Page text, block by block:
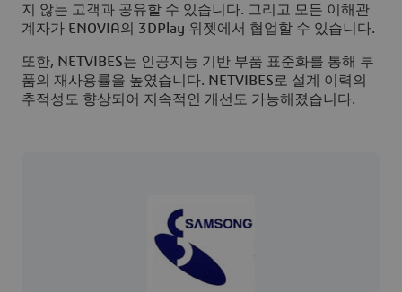
지 않는 고객과 공유할 수 있습니다. 그리고 모든 이해관
계자가 ENOVIA의 3DPlay 위젯에서 협업할 수 있습니다.
또한, NETVIBES는 인공지능 기반 부품 표준화를 통해 부
품의 재사용률을 높였습니다. NETVIBES로 설계 이력의
추적성도 향상되어 지속적인 개선도 가능해졌습니다.